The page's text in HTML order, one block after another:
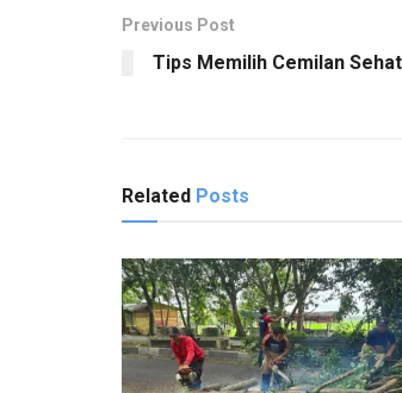
Previous Post
Tips Memilih Cemilan
Related Posts